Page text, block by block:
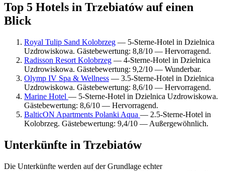
Top 5 Hotels in Trzebiatów auf einen
Blick
Royal Tulip Sand Kolobrzeg — 5-Sterne-Hotel in Dzielnica
Uzdrowiskowa. Gästebewertung: 8,8/10 — Hervorragend.
Radisson Resort Kolobrzeg — 4-Sterne-Hotel in Dzielnica
Uzdrowiskowa. Gästebewertung: 9,2/10 — Wunderbar.
Olymp IV Spa & Wellness — 3.5-Sterne-Hotel in Dzielnica
Uzdrowiskowa. Gästebewertung: 8,6/10 — Hervorragend.
Marine Hotel — 5-Sterne-Hotel in Dzielnica Uzdrowiskowa.
Gästebewertung: 8,6/10 — Hervorragend.
BalticON Apartments Polanki Aqua — 2.5-Sterne-Hotel in
Kolobrzeg. Gästebewertung: 9,4/10 — Außergewöhnlich.
Unterkünfte in Trzebiatów
Die Unterkünfte werden auf der Grundlage echter